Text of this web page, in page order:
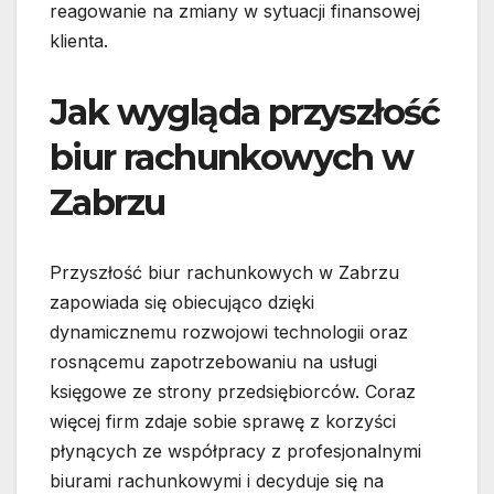
reagowanie na zmiany w sytuacji finansowej
klienta.
Jak wygląda przyszłość
biur rachunkowych w
Zabrzu
Przyszłość biur rachunkowych w Zabrzu
zapowiada się obiecująco dzięki
dynamicznemu rozwojowi technologii oraz
rosnącemu zapotrzebowaniu na usługi
księgowe ze strony przedsiębiorców. Coraz
więcej firm zdaje sobie sprawę z korzyści
płynących ze współpracy z profesjonalnymi
biurami rachunkowymi i decyduje się na